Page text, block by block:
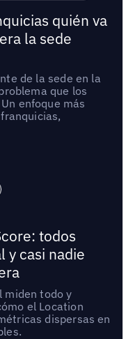
quién va
la sede
de la sede en la
que los
enfoque más
todos
y casi nadie
miden todo y
el Location
dispersas en